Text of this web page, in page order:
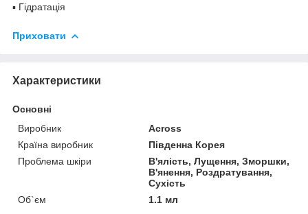
▪ Гідратація
Приховати
Характеристики
Основні
Виробник
Across
Країна виробник
Південна Корея
Проблема шкіри
В'ялість, Лущення, Зморшки,
В'янення, Роздратування,
Сухість
Об`єм
1.1 мл